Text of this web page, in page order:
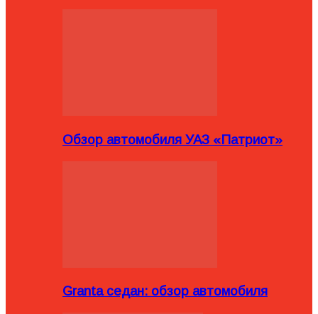
Обзор автомобиля УАЗ «Патриот»
Granta седан: обзор автомобиля